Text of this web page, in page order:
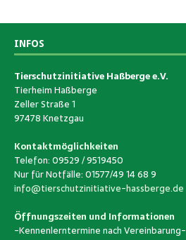
INFOS
Tierschutzinitiative Haßberge e.V.
Tierheim Haßberge
Zeller Straße 1
97478 Knetzgau
Kontaktmöglichkeiten
Telefon: 09529 / 9519450
Nur für Notfälle: 01577/49 14 68 9
info@tierschutzinitiative-hassberge.de
Öffnungszeiten und Informationen
-Kennenlerntermine nach Vereinbarung-